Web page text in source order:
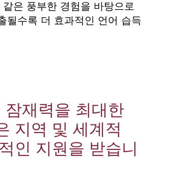
은 풍부한 경험을 바탕으로
될수록 더 효과적인 언어 습득
잠재력을 최대한
지역 및 세계적
인 지원을 받습니